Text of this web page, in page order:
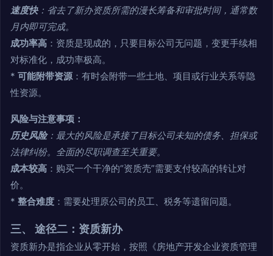
速度快：省去了新办资质所需的漫长筹备和审批时间，通常数
月内即可完成。
成功率高 ：资质是现成的，只要目标公司无问题，变更手续相
对标准化，成功率极高。
* 可能附带资源：有时会附带一些土地、项目或行业关系等隐
性资源。
风险与注意事项：
历史风险：最大的风险是承接了目标公司未知的债务、担保或
法律纠纷。全面的尽职调查至关重要。
成本较高 ：购买一个干净的“资质壳”需要支付较高的转让对
价。
* 整合难度 ：需要处理原公司的员工、税务等遗留问题。
三、 途径二：资质新办
资质新办是指企业从零开始，按照《房地产开发企业资质管理